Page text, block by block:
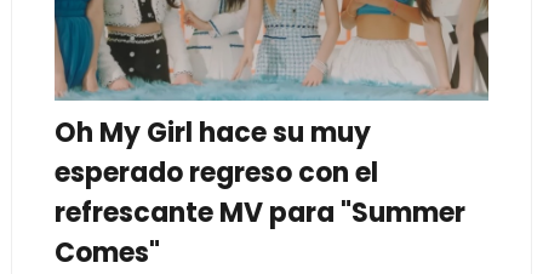
Oh My Girl hace su muy
esperado regreso con el
refrescante MV para "Summer
Comes"